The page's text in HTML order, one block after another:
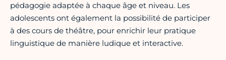
pédagogie adaptée à chaque âge et niveau. Les
adolescents ont également la possibilité de participer
à des cours de théâtre, pour enrichir leur pratique
linguistique de manière ludique et interactive.